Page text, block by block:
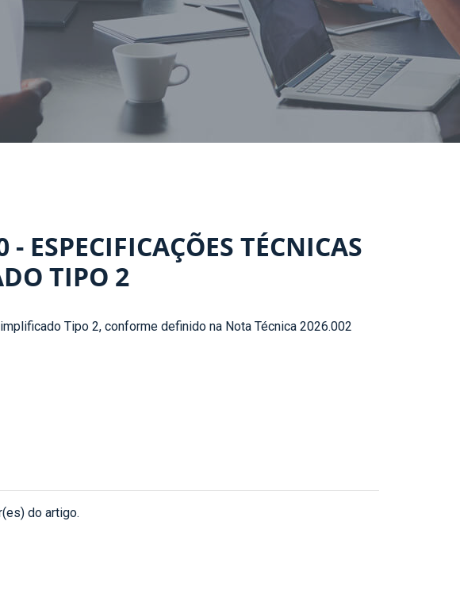
ESPECIFICAÇÕES TÉCNICAS
TIPO 2
Tipo 2, conforme definido na Nota Técnica 2026.002
do artigo.